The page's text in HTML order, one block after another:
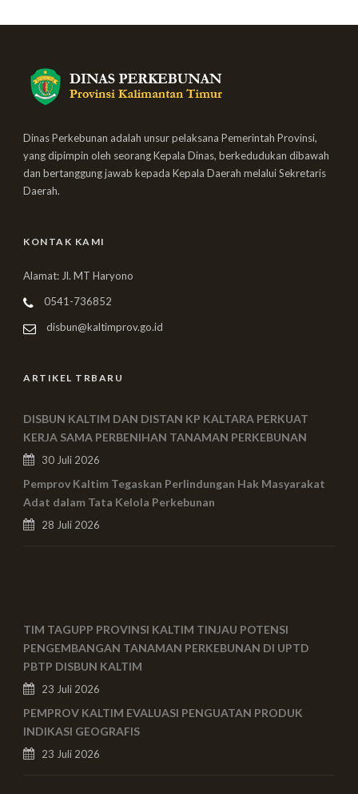
Dinas Perkebunan adalah unsur pelaksana Pemerintah Provinsi,
yang dipimpin oleh seorang Kepala Dinas, berkedudukan dibawah
dan bertanggung jawab kepada Kepala Daerah melalui Sekretaris
Daerah.
KONTAK KAMI
Alamat: Jl. MT Haryono
0541-736852
disbun@kaltimprov.go.id
ARTIKEL TRBARU
DISBUN KALTIM DAN DISTAN KP KALTARA PERKUAT
KERJA SAMA PERBENIHAN TANAMAN PERKEBUNAN
30 Juli 2026
Pemprov Kaltim Tegaskan Perlindungan Hak Masyarakat
Adat dalam Tata Kelola Perkebunan
28 Juli 2026
TIM TAGUPP PROVINSI KALTIM TINJAU POTENSI
PENGEMBANGAN TANAMAN PERKEBUNAN DI UPTD
PBTP DISBUN KALTIM
23 Juli 2026
PEMPROV KALTIM EVALUASI PENGUATAN PRODUK
INDIKASI GEOGRAFIS
23 Juli 2026